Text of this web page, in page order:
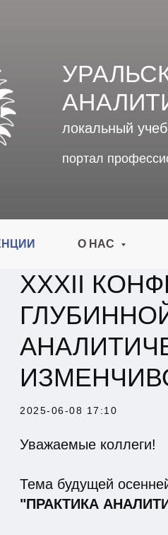
портал
локальный
О НАС
XXXII
2025-06-08 17:10
Уважаемые коллеги!
Тема будущей
"ПРАКТИКА